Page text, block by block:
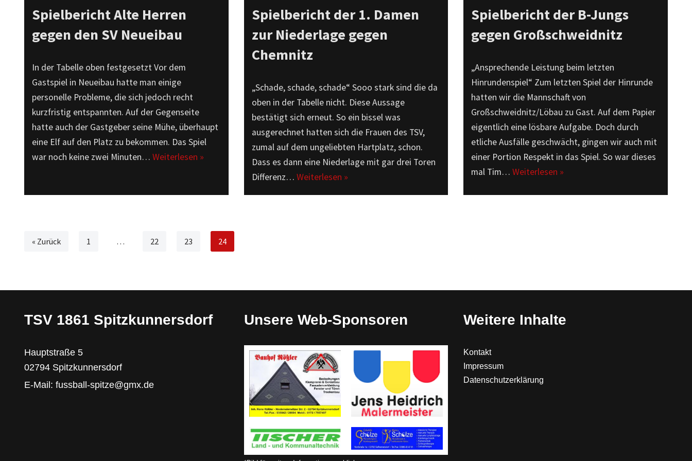
Spielbericht Alte Herren
gegen den SV Neueibau
In der Tabelle oben festgesetzt Vor dem
Gastspiel in Neueibau hatte man einige
personelle Probleme, die sich jedoch recht
kurzfristig entspannten. Auf der Gegenseite
hatte auch der Gastgeber seine Mühe, überhaupt
eine Elf auf den Platz zu bekommen. Das Spiel
war noch keine zwei Minuten… Weiterlesen »
Spielbericht der 1. Damen
zur Niederlage gegen
Chemnitz
„Schade, schade, schade“ Sooo stark sind die da
oben in der Tabelle nicht. Diese Aussage
bestätigt sich erneut. So ein bissel was
ausgerechnet hatten sich die Frauen des TSV,
zumal auf dem ungeliebten Hartplatz, schon.
Dass es dann eine Niederlage mit gar drei Toren
Differenz… Weiterlesen »
Spielbericht der B-Jungs
gegen Großschweidnitz
„Ansprechende Leistung beim letzten
Hinrundenspiel“ Zum letzten Spiel der Hinrunde
hatten wir die Mannschaft von
Großschweidnitz/Löbau zu Gast. Auf dem Papier
eigentlich eine lösbare Aufgabe. Doch durch
etliche Ausfälle geschwächt, gingen wir auch mit
einer Portion Respekt in das Spiel. So war dieses
mal Tim…Weiterlesen »
« Zurück 1 … 22 23 24
TSV 1861 Spitzkunnersdorf
Hauptstraße 5
02794 Spitzkunnersdorf
E-Mail: fussball-spitze@gmx.de
Unsere Web-Sponsoren Weitere Inhalte
Kontakt
Impressum
Datenschutzerklärung